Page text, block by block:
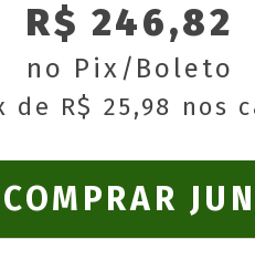
R$ 246,82
no Pix/Boleto
de R$ 25,98 nos
COMPRAR